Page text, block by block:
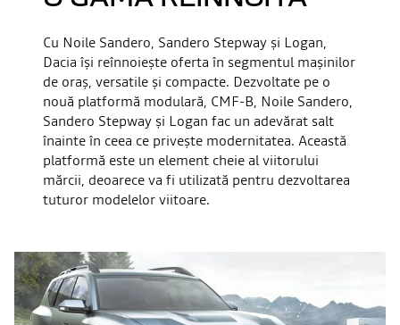
Cu Noile Sandero, Sandero Stepway și Logan,
Dacia își reînnoiește oferta în segmentul mașinilor
de oraș, versatile și compacte. Dezvoltate pe o
nouă platformă modulară, CMF-B, Noile Sandero,
Sandero Stepway și Logan fac un adevărat salt
înainte în ceea ce privește modernitatea. Această
platformă este un element cheie al viitorului
mărcii, deoarece va fi utilizată pentru dezvoltarea
tuturor modelelor viitoare.